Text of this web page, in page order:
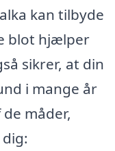
kan tilbyde
blot hjælper
sikrer, at din
i mange år
måder,